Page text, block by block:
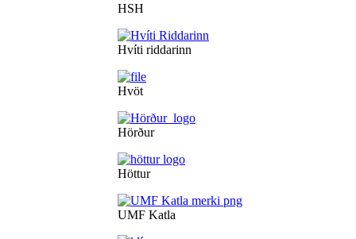
HSH
Hvíti riddarinn
Hvöt
Hörður
Höttur
UMF Katla